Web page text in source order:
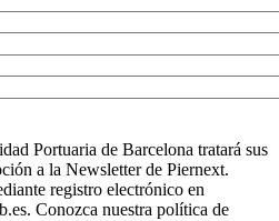
Portuaria de Barcelona tratará sus
a la Newsletter de Piernext.
registro electrónico en
Conozca nuestra política de